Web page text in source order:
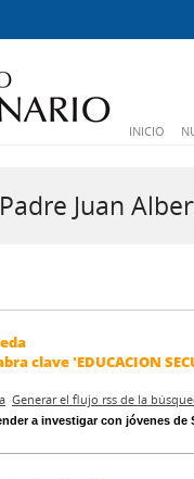
INICIO
Juan
clave'EDUCACION
Generar el flujo rss de la
a investigar con jóvenes de